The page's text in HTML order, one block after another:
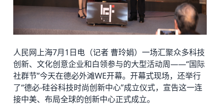
人民网上海7月1日电（记者 曹玲娟）一场汇聚众多科技
创新、文化创意企业和白领参与的大型活动周——“国际
社群节”今天在德必外滩WE开幕。开幕式现场，还举行
了“德必-硅谷科技时尚创新中心”成立仪式，宣告这一连
接中美、布局全球的创新中心正式成立。